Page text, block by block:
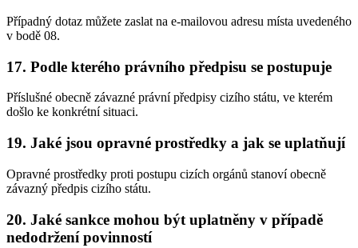
Případný dotaz můžete zaslat na e-mailovou adresu místa uvedeného
v bodě 08.
17. Podle kterého právního předpisu se postupuje
Příslušné obecně závazné právní předpisy cizího státu, ve kterém
došlo ke konkrétní situaci.
19. Jaké jsou opravné prostředky a jak se uplatňují
Opravné prostředky proti postupu cizích orgánů stanoví obecně
závazný předpis cizího státu.
20. Jaké sankce mohou být uplatněny v případě
nedodržení povinností